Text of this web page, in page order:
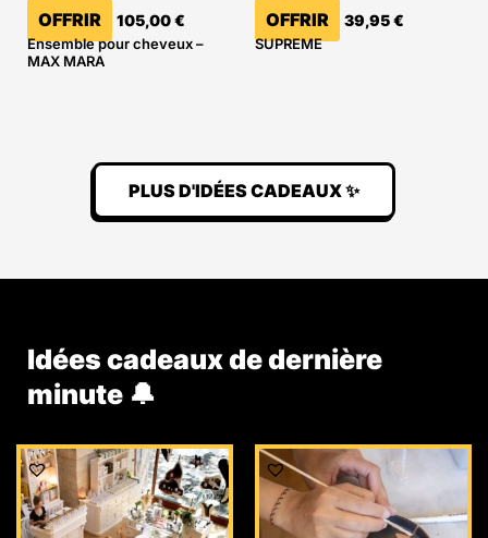
OFFRIR 105,00€
Ensemble pour cheveux –
MAX MARA
OFFRIR 39,95€
SUPREME
PLUS D'IDÉES CADEAUX ✨
Idées cadeaux de dernière
minute 🔔